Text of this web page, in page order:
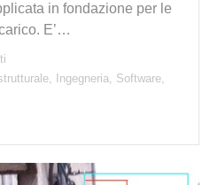
in fondazione per le
E’…
, Ingegneria, Software,